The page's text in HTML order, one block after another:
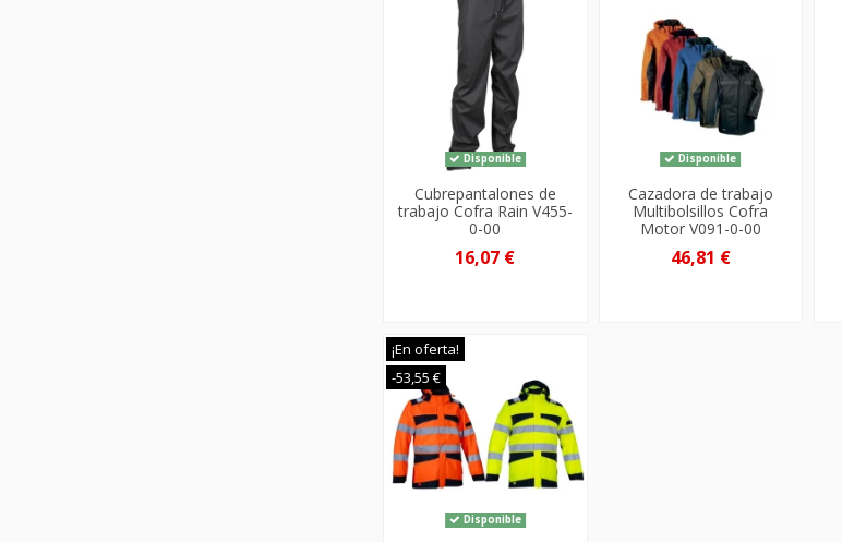
Disponible
Cubrepantalones de
trabajo Cofra Rain V455-
0-00
16,07 €
Disponible
Cazadora de trabajo
Multibolsillos Cofra
Motor V091-0-00
46,81 €
¡En oferta!
-53,55 €
Disponible